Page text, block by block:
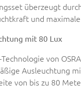
überzeugt
und
mit 80 Lux
von
Ausleuchtung
von bis zu 80